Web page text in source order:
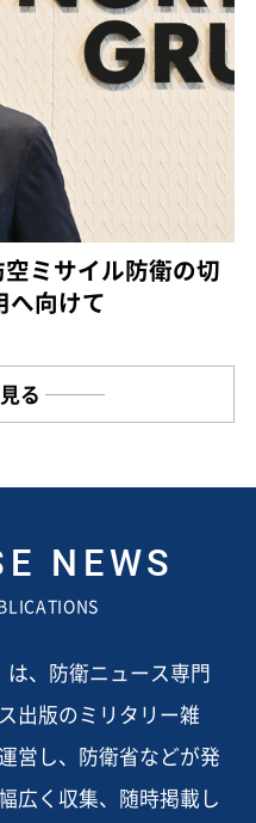
ミサイル防衛の切
へ向けて
る
NEWS
は、防衛ニュース専門
出版のミリタリー雑
営し、防衛省などが発
広く収集、随時掲載し